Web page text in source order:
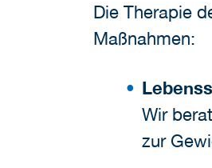
Die Therapie
Maßnahmen:
Wir
zur